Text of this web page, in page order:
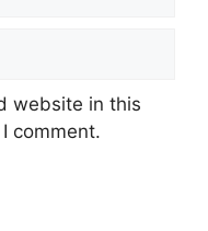
website in this
comment.